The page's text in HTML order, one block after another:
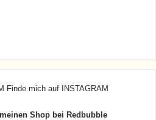
Finde mich auf INSTAGRAM
Shop bei Redbubble